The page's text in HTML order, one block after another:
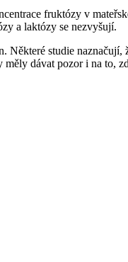
fruktózy v
a laktózy se nezvyšují.
Některé studie
dávat pozor i na to,